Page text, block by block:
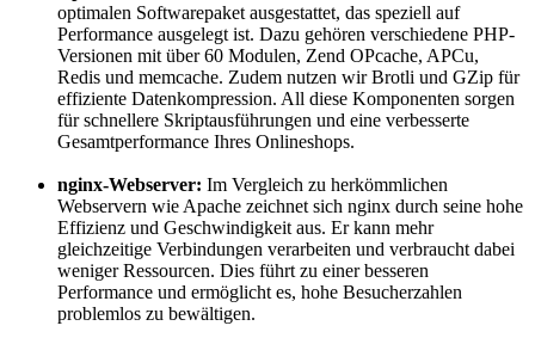
optimalen Softwarepaket ausgestattet, das speziell auf
Performance ausgelegt ist. Dazu gehören verschiedene PHP-
Versionen mit über 60 Modulen, Zend OPcache, APCu,
Redis und memcache. Zudem nutzen wir Brotli und GZip für
effiziente Datenkompression. All diese Komponenten sorgen
für schnellere Skriptausführungen und eine verbesserte
Gesamtperformance Ihres Onlineshops.
nginx-Webserver: Im Vergleich zu herkömmlichen
Webservern wie Apache zeichnet sich nginx durch seine hohe
Effizienz und Geschwindigkeit aus. Er kann mehr
gleichzeitige Verbindungen verarbeiten und verbraucht dabei
weniger Ressourcen. Dies führt zu einer besseren
Performance und ermöglicht es, hohe Besucherzahlen
problemlos zu bewältigen.